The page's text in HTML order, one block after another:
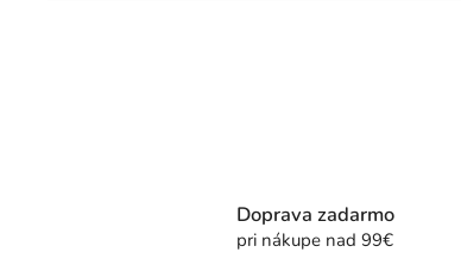
Doprava zadarmo
pri nákupe nad 99€